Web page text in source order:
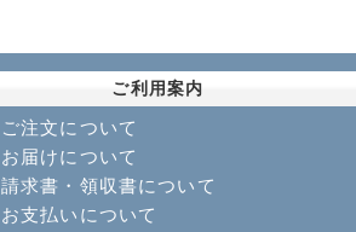
ご利用案内
ご注文について
お届けについて
請求書・領収書について
お支払いについて